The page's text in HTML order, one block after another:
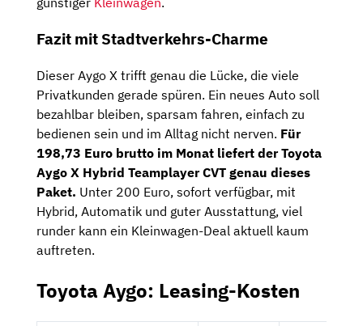
Fazit mit Stadtverkehrs-Charme
Dieser Aygo X trifft genau die Lücke, die viele
Privatkunden gerade spüren. Ein neues Auto soll
bezahlbar bleiben, sparsam fahren, einfach zu
bedienen sein und im Alltag nicht nerven. Für
198,73 Euro brutto im Monat liefert der Toyota
Aygo X Hybrid Teamplayer CVT genau dieses
Paket. Unter 200 Euro, sofort verfügbar, mit
Hybrid, Automatik und guter Ausstattung, viel
runder kann ein Kleinwagen-Deal aktuell kaum
auftreten.
Toyota Aygo: Leasing-Kosten